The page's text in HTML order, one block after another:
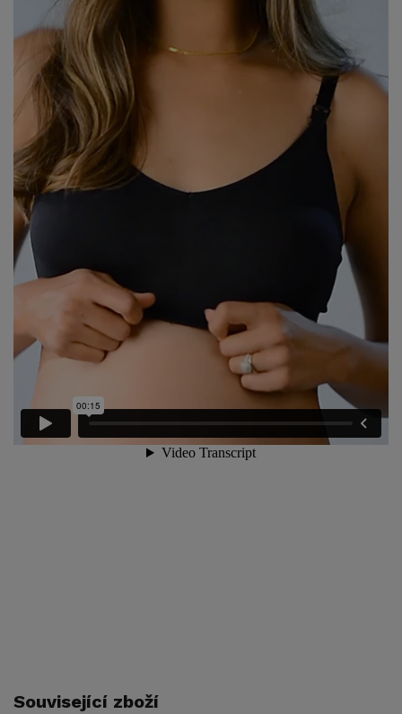
Související zboží